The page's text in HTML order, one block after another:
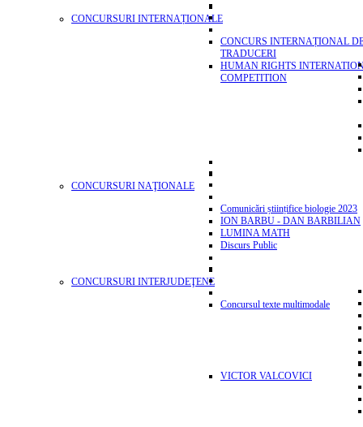
CONCURSURI INTERNAȚIONALE
CONCURS INTERNAȚIONAL
TRADUCERI
HUMAN RIGHTS
COMPETITION
CONCURSURI NAŢIONALE
Comunicări științifice biologie 2023
ION BARBU - DAN BARBILIAN
LUMINA MATH
Discurs Public
CONCURSURI INTERJUDEŢENE
Concursul texte multimodale
VICTOR VALCOVICI